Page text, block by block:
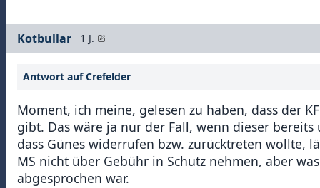
Kotbullar 1 J.
Antwort auf Crefelder
Moment, ich meine, gelesen zu haben, dass der
gibt. Das wäre ja nur der Fall, wenn dieser
dass Günes widerrufen bzw. zurücktreten wollte,
MS nicht über Gebühr in Schutz nehmen, aber
abgesprochen war.